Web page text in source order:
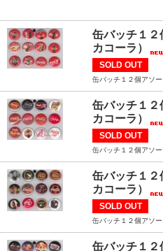
缶バッチ１２
カコーラ）
SOLD OUT
缶バッチ１２個アソー
缶バッチ１２
カコーラ）
SOLD OUT
缶バッチ１２個アソー
缶バッチ１２
カコーラ）
SOLD OUT
缶バッチ１２個アソー
缶バッチ１２